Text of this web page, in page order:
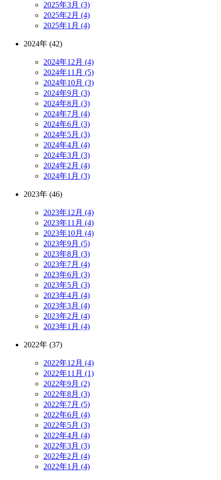
2025年3月 (3)
2025年2月 (4)
2025年1月 (4)
2024年 (42)
2024年12月 (4)
2024年11月 (5)
2024年10月 (3)
2024年9月 (3)
2024年8月 (3)
2024年7月 (4)
2024年6月 (3)
2024年5月 (3)
2024年4月 (4)
2024年3月 (3)
2024年2月 (4)
2024年1月 (3)
2023年 (46)
2023年12月 (4)
2023年11月 (4)
2023年10月 (4)
2023年9月 (5)
2023年8月 (3)
2023年7月 (4)
2023年6月 (3)
2023年5月 (3)
2023年4月 (4)
2023年3月 (4)
2023年2月 (4)
2023年1月 (4)
2022年 (37)
2022年12月 (4)
2022年11月 (1)
2022年9月 (2)
2022年8月 (3)
2022年7月 (5)
2022年6月 (4)
2022年5月 (3)
2022年4月 (4)
2022年3月 (3)
2022年2月 (4)
2022年1月 (4)